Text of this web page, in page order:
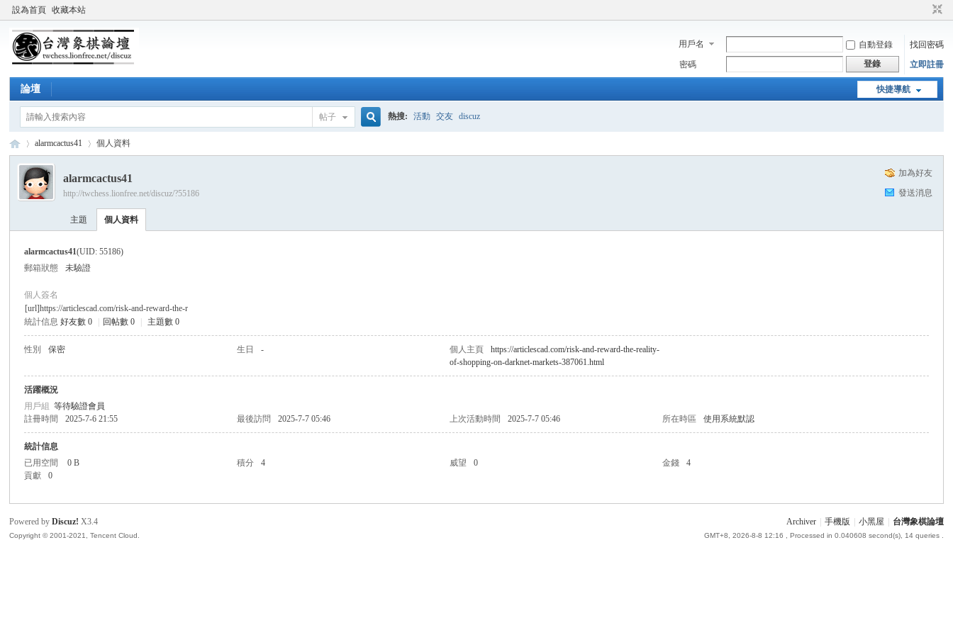
設為首頁 收藏本站
用戶名 自動登錄
找回密碼
密碼
登錄 立即註冊
快捷導航
論壇
帖子 熱搜: 活動 交友 discuz
›
alarmcactus41 個人資料
加為好友
發送消息
alarmcactus41
http://twchess.lionfree.net/discuz/?55186
主題 個人資料
alarmcactus41(UID: 55186)
郵箱狀態
未驗證
個人簽名
[url]https://articlescad.com/risk-and-reward-the-r
統計信息 好友數 0 回帖數 0 主題數 0
性別 保密 生日 - 個人主頁
https://articlescad.com/risk-and-reward-the-reality-
of-shopping-on-darknet-markets-387061.html
活躍概況
用戶組等待驗證會員
註冊時間
2025-7-6 21:55 最後訪問 2025-7-7 05:46 上次活動時間 2025-7-7 05:46 所在時區 使用系統默認
統計信息
已用空間
0 B 積分 4 威望 0 金錢
4
貢獻
0
Archiver 手機版 小黑屋 台灣象棋論壇
GMT+8, 2026-8-8 12:16 , Processed in 0.040608 second(s), 14 queries .
Powered byDiscuz! X3.4
Copyright © 2001-2021, Tencent Cloud.